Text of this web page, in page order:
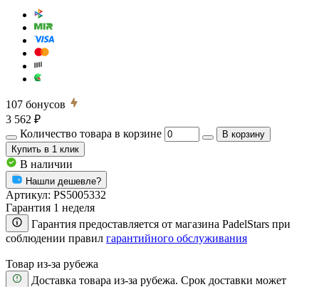
107 бонусов
3 562 ₽
Количество товара в корзине
В корзину
Купить в 1 клик
В наличии
Нашли дешевле?
Артикул: PS5005332
Гарантия 1 неделя
Гарантия предоставляется от магазина PadelStars при
соблюдении правил гарантийного обслуживания
Товар из-за рубежа
Доставка товара из-за рубежа. Срок доставки может